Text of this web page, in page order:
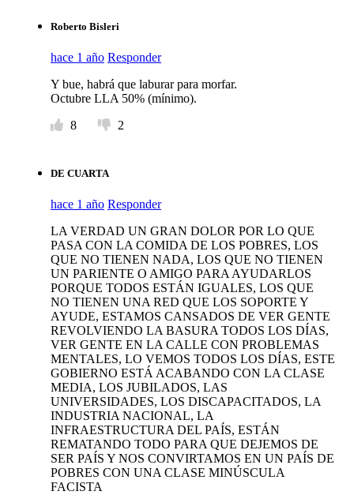
Roberto Bisleri
hace 1 año Responder
Y bue, habrá que laburar para morfar.
Octubre LLA 50% (mínimo).
8
2
DE CUARTA
hace 1 año Responder
LA VERDAD UN GRAN DOLOR POR LO QUE
PASA CON LA COMIDA DE LOS POBRES, LOS
QUE NO TIENEN NADA, LOS QUE NO TIENEN
UN PARIENTE O AMIGO PARA AYUDARLOS
PORQUE TODOS ESTÁN IGUALES, LOS QUE
NO TIENEN UNA RED QUE LOS SOPORTE Y
AYUDE, ESTAMOS CANSADOS DE VER GENTE
REVOLVIENDO LA BASURA TODOS LOS DÍAS,
VER GENTE EN LA CALLE CON PROBLEMAS
MENTALES, LO VEMOS TODOS LOS DÍAS, ESTE
GOBIERNO ESTÁ ACABANDO CON LA CLASE
MEDIA, LOS JUBILADOS, LAS
UNIVERSIDADES, LOS DISCAPACITADOS, LA
INDUSTRIA NACIONAL, LA
INFRAESTRUCTURA DEL PAÍS, ESTÁN
REMATANDO TODO PARA QUE DEJEMOS DE
SER PAÍS Y NOS CONVIRTAMOS EN UN PAÍS DE
POBRES CON UNA CLASE MINÚSCULA
FACISTA